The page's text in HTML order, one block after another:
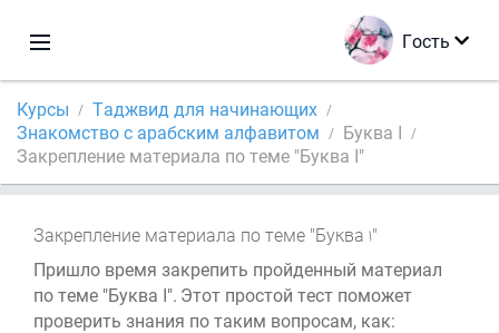
Гость
Курсы
Таджвид для начинающих
Знакомство с арабским алфавитом
Буква ا
Закрепление материала по теме "Буква ا"
Закрепление материала по теме "Буква "
Пришло время закрепить пройденный материал
по теме "Буква ا". Этот простой тест поможет
проверить знания по таким вопросам, как: